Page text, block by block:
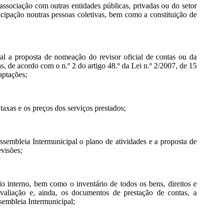
com outras entidades públicas, privadas ou do setor
noutras pessoas coletivas, bem como a constituição de
a proposta de nomeação do revisor oficial de contas ou da
de acordo com o n.º 2 do artigo 48.º da Lei n.º 2/2007, de 15
e os preços dos serviços prestados;
Intermunicipal o plano de atividades e a proposta de
interno, bem como o inventário de todos os bens, direitos e
e, ainda, os documentos de prestação de contas, a
Intermunicipal;